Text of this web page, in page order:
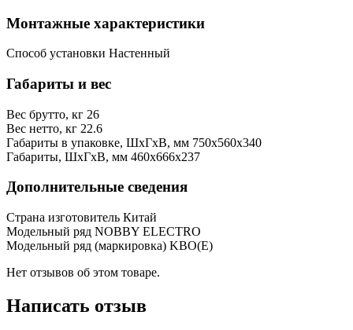
Монтажные характеристики
Способ установки Настенный
Габариты и вес
Вес брутто, кг 26
Вес нетто, кг 22.6
Габариты в упаковке, ШхГхВ, мм 750x560x340
Габариты, ШхГхВ, мм 460х666х237
Дополнительные сведения
Страна изготовитель Китай
Модельный ряд NOBBY ELECTRO
Модельный ряд (маркировка) KBO(E)
Нет отзывов об этом товаре.
Написать отзыв